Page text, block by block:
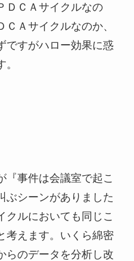
ＤＣＡサイクルなの
Ａサイクルなのか、
ですがハロー効果に惑
『事件は会議室で起こ
ぶシーンがありました
クルにおいても同じこ
考えます。いくら綿密
らのデータを分析し改